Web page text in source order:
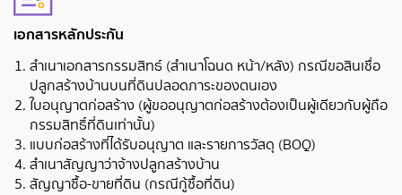
เอกสารหลักประกัน
สำเนาเอกสารกรรมสิทธ์ (สำเนาโฉนด หน้า/หลัง) กรณีขอสินเชื่อ
ปลูกสร้างบ้านบนที่ดินปลอดภาระของตนเอง
ใบอนุญาตก่อสร้าง (ผู้ขออนุญาตก่อสร้างต้องเป็นผู้เดียวกับผู้ถือ
กรรมสิทธิ์ที่ดินเท่านั้น)
แบบก่อสร้างที่ได้รับอนุญาต และรายการวัสดุ (BOQ)
สำเนาสัญญาว่าจ้างปลูกสร้างบ้าน
สัญญาซื้อ-ขายที่ดิน (กรณีกู้ซื้อที่ดิน)